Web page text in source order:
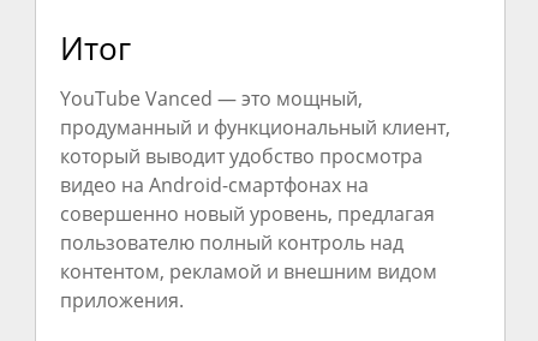
Итог
YouTube Vanced — это мощный,
продуманный и функциональный клиент,
который выводит удобство просмотра
видео на Android-смартфонах на
совершенно новый уровень, предлагая
пользователю полный контроль над
контентом, рекламой и внешним видом
приложения.